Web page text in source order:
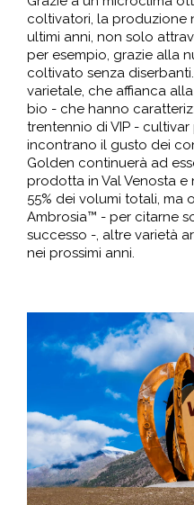
coltivatori, la produzione
ultimi anni, non solo
per esempio, grazie alla
coltivato senza
varietale, che affianca
bio - che hanno
trentennio di VIP - cultivar
incontrano il gusto dei
Golden continuerà ad
prodotta in Val Venosta e
55% dei volumi totali, ma
Ambrosia™ - per citarne
successo -, altre varietà
nei prossimi anni.